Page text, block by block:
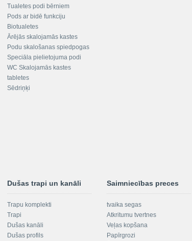
Tualetes podi bērniem
Pods ar bidē funkciju
Biotualetes
Ārējās skalojamās kastes
Podu skalošanas spiedpogas
Speciāla pielietojuma podi
WC Skalojamās kastes
tabletes
Sēdriņķi
Dušas trapi un kanāli
Trapu komplekti
Trapi
Dušas kanāli
Dušas profils
Saimniecības preces
tvaika segas
Atkritumu tvertnes
Veļas kopšana
Papīrgrozi